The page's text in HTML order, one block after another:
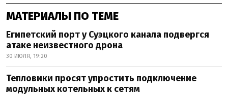
МАТЕРИАЛЫ ПО ТЕМЕ
Египетский порт у Суэцкого канала подвергся
атаке неизвестного дрона
30 ИЮЛЯ, 19:20
Тепловики просят упростить подключение
модульных котельных к сетям